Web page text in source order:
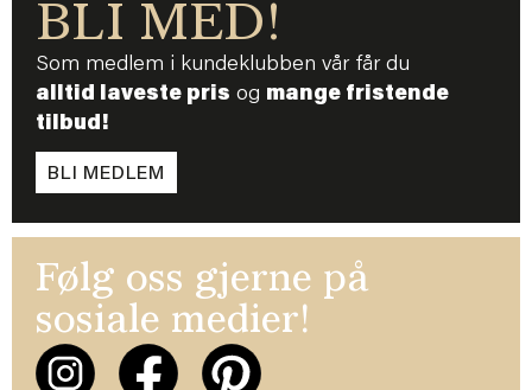
BLI MED!
Som medlem i kundeklubben vår får du
alltid laveste pris og mange fristende
tilbud!
BLI MEDLEM
Følg oss gjerne på
sosiale medier!